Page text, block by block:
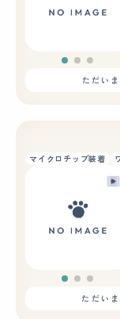
ただいま
マイクロチップ装着
ただいま